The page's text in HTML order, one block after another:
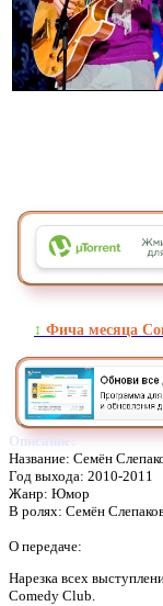
↕️ Фича месяца
Описание:
Название: Семён
Год выхода: 2010-2011
Жанр: Юмор
В ролях: Семён
О передаче:
Нарезка всех
Comedy Club.